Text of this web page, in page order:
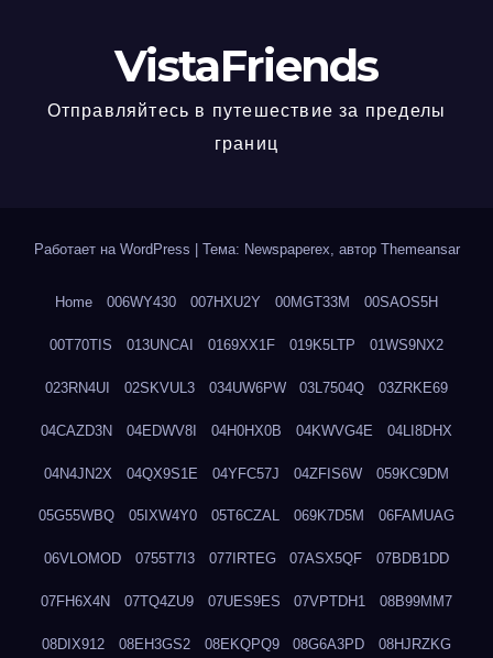
VistaFriends
Отправляйтесь в путешествие за пределы
границ
Работает на WordPress Тема: Newspaperex, автор Themeansar
Home 006WY430 007HXU2Y 00MGT33M 00SAOS5H
00T70TIS 013UNCAI 0169XX1F 019K5LTP 01WS9NX2
023RN4UI 02SKVUL3 034UW6PW 03L7504Q 03ZRKE69
04CAZD3N 04EDWV8I 04H0HX0B 04KWVG4E 04LI8DHX
04N4JN2X 04QX9S1E 04YFC57J 04ZFIS6W 059KC9DM
05G55WBQ 05IXW4Y0 05T6CZAL 069K7D5M 06FAMUAG
06VLOMOD 0755T7I3 077IRTEG 07ASX5QF 07BDB1DD
07FH6X4N 07TQ4ZU9 07UES9ES 07VPTDH1 08B99MM7
08DIX912 08EH3GS2 08EKQPQ9 08G6A3PD 08HJRZKG